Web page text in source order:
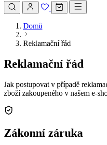
Domů
Reklamační řád
Reklamační řád
Jak postupovat v případě
zboží zakoupeného v našem e-
Zákonní záruka